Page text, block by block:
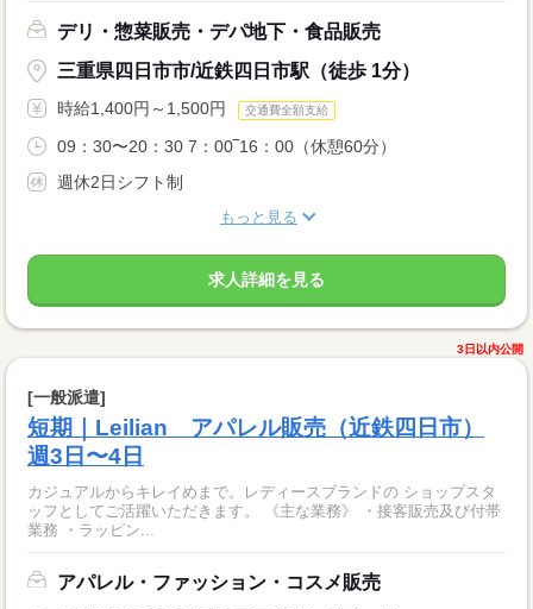
デリ・惣菜販売・デパ地下・食品販売
三重県四日市市/近鉄四日市駅（徒歩 1分）
時給1,400円～1,500円 交通費全額支給
09：30〜20：30 7：00‾16：00（休憩60分）
週休2日シフト制
もっと見る
求人詳細を見る
3日以内公開
[一般派遣]
短期｜Leilian アパレル販売（近鉄四日市）
週3日〜4日
カジュアルからキレイめまで。レディースブランドの ショップスタ
ッフとしてご活躍いただきます。 《主な業務》 ・接客販売及び付帯
業務 ・ラッピン...
アパレル・ファッション・コスメ販売